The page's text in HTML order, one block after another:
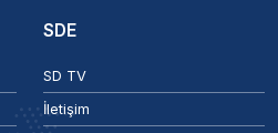
SDE
SD TV
İletişim